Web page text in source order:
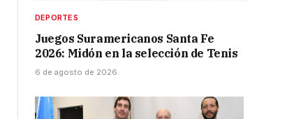
DEPORTES
Juegos Suramericanos Santa Fe
2026: Midón en la selección de Tenis
6 de agosto de 2026